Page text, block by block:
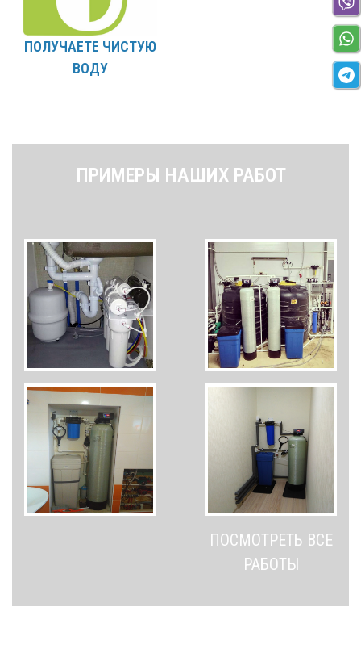
ПОЛУЧАЕТЕ ЧИСТУЮ
ВОДУ
ПРИМЕРЫ НАШИХ РАБОТ
ПОСМОТРЕТЬ ВСЕ
РАБОТЫ